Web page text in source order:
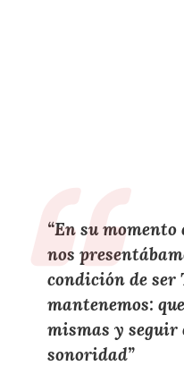
“En su
nos
condición de ser
mantenemos:
mismas y seguir
sonoridad”